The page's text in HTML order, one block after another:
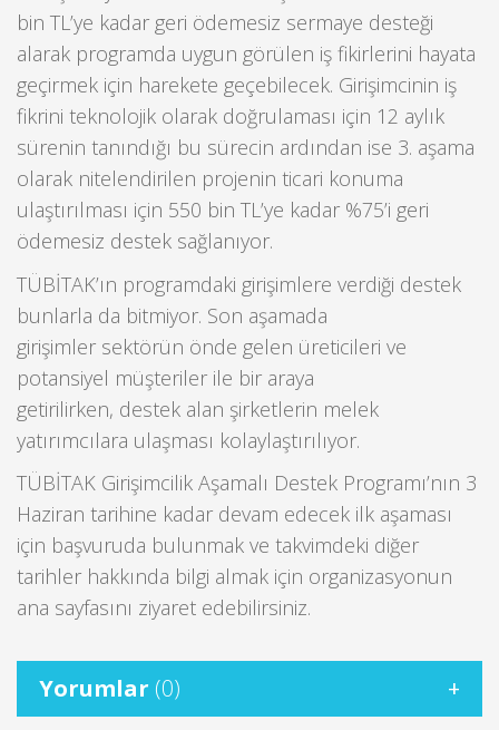
bin TL’ye kadar geri ödemesiz sermaye desteği
alarak programda uygun görülen iş fikirlerini hayata
geçirmek için harekete geçebilecek. Girişimcinin iş
fikrini teknolojik olarak doğrulaması için 12 aylık
sürenin tanındığı bu sürecin ardından ise 3. aşama
olarak nitelendirilen projenin ticari konuma
ulaştırılması için 550 bin TL’ye kadar %75’i geri
ödemesiz destek sağlanıyor.
TÜBİTAK’ın programdaki girişimlere verdiği destek
bunlarla da bitmiyor. Son aşamada
girişimler sektörün önde gelen üreticileri ve
potansiyel müşteriler ile bir araya
getirilirken, destek alan şirketlerin melek
yatırımcılara ulaşması kolaylaştırılıyor.
TÜBİTAK Girişimcilik Aşamalı Destek Programı’nın 3
Haziran tarihine kadar devam edecek ilk aşaması
için başvuruda bulunmak ve takvimdeki diğer
tarihler hakkında bilgi almak için organizasyonun
ana sayfasını ziyaret edebilirsiniz.
Yorumlar (0)